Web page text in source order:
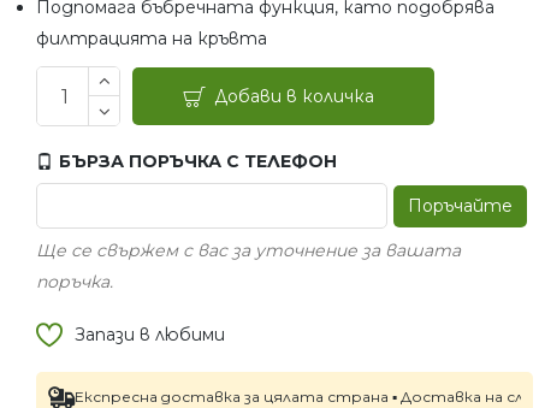
Подпомага бъбречната функция, като подобрява
филтрацията на кръвта
Добави в количка
БЪРЗА ПОРЪЧКА С ТЕЛЕФОН
Поръчайте
Ще се свържем с вас за уточнение за вашата
поръчка.
Запази в любими
Експресна доставка за цялата страна ▪ Доставка на